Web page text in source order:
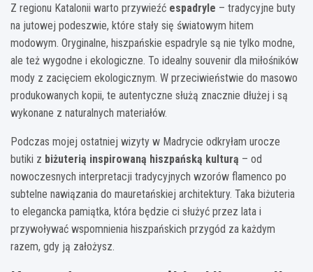
Z regionu Katalonii warto przywieźć espadryle – tradycyjne buty
na jutowej podeszwie, które stały się światowym hitem
modowym. Oryginalne, hiszpańskie espadryle są nie tylko modne,
ale też wygodne i ekologiczne. To idealny souvenir dla miłośników
mody z zacięciem ekologicznym. W przeciwieństwie do masowo
produkowanych kopii, te autentyczne służą znacznie dłużej i są
wykonane z naturalnych materiałów.
Podczas mojej ostatniej wizyty w Madrycie odkryłam urocze
butiki z biżuterią inspirowaną hiszpańską kulturą – od
nowoczesnych interpretacji tradycyjnych wzorów flamenco po
subtelne nawiązania do mauretańskiej architektury. Taka biżuteria
to elegancka pamiątka, która będzie ci służyć przez lata i
przywoływać wspomnienia hiszpańskich przygód za każdym
razem, gdy ją założysz.